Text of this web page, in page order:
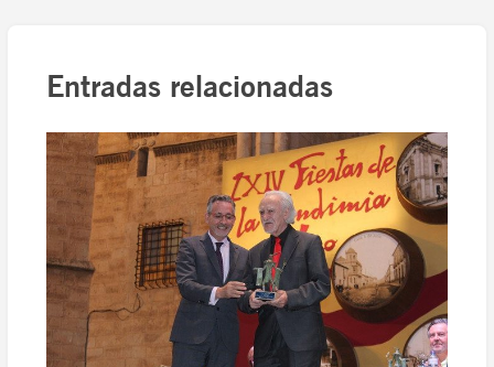
Entradas relacionadas